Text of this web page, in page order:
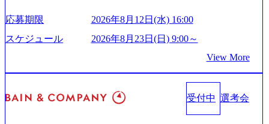
ため事業創造の自由度が高く、赤字事業でも投資して長期
的な成長を若手に任せられる環境 対面でのコミュニケーシ
ョンメリットを重視するため出社勤務。1日の労働時間平均
ア組織） 2026年8月22日(土) 10:00～最長16:00 2026年8月10
日(月) 16:00 ※応募者が定員を上回る場合は、厳正なる審査
の上参加者を決定させていただきます。ご了承ください。
● 当日の流れ 受付 → 会社説明会 → 面接(会社説明会終了
後、随時ご案内) ※全てリモートにて実施します。 ※参加
6218) 大手広告代理店出身者などマーケティングのトップ人
材が集結するワケ (https://markezine.jp/article/detail/45446) エン
ジニアからコンサルタントへ。会社に入って、何が変わっ
た？ (https://www.businessinsider.jp/post-288838) プラダ：ラグ
nture.com/jp-ja/case-studies/song/prada-luxury-product-customizati
on) 大正製薬：ITカーブアウト支援 (https://www.accenture.co
m/jp-ja/case-studies/consulting/taisho-pharmaceutical)（ストラテ
ジー & コンサルティング） ソフトバンク：初のオンライン
供している日系最大級の総合コンサルティングファーム
『Build Beyond As One ®.』をブランドメッセージに掲げ、
企業や組織の変革を通じて社会や産業の課題を解決し、未
確実な実現と社会的価値及び経済的価値の追求にも貢献 NE
Cとの戦略的資本提携も実現して、現在はNECのグループ会
シングなどの専門知識と、豊富な経験を持つ約6,000名を超
えるプロフェッショナルを有する 金融、製造、流通、エネ
応募期限
2026年8月12日(水) 16:00
スケジュール
2026年8月23日(日) 9:00～
View More
受付中 選考会